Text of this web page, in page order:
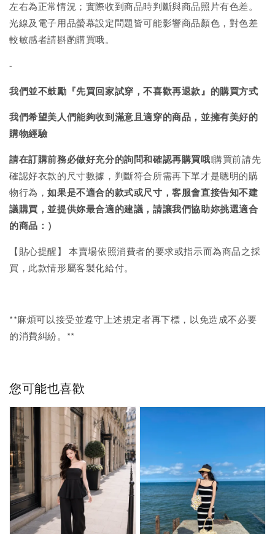
左右為正常情況；實際收到商品時判斷與商品照片有色差。
光線及電子用品螢幕設定問題皆可能影響商品顏色，對色差
較敏感者請斟酌購買哦。
-
我們並不鼓勵『先買回家試穿，不喜歡再退款』的購買方式
我們希望美人們能夠收到滿意且適穿的商品，並擁有美好的
購物經驗
請在訂購前務必做好充分的詢問和確認再購買哦!購買前請先
確認好衣款的尺寸數據，判斷符合所需再下單才是聰明的購
物行為，如果是不適合的款式或尺寸，客服會直接告知不建
議購買，並提供妳最合適的建議，請讓我們協助妳挑選適合
的商品：）
【貼心提醒】 本賣場依照消費者的要求或指示而為商品之採
買，此款情形屬客製化給付。
**麻煩可以接受並遵守上述規定者再下標，以免造成不必要
的消費糾紛。**
您可能也喜歡